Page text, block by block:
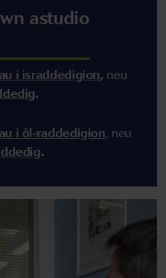
astudio
i israddedigion, neu
.
i ôl-raddedigion, neu
.